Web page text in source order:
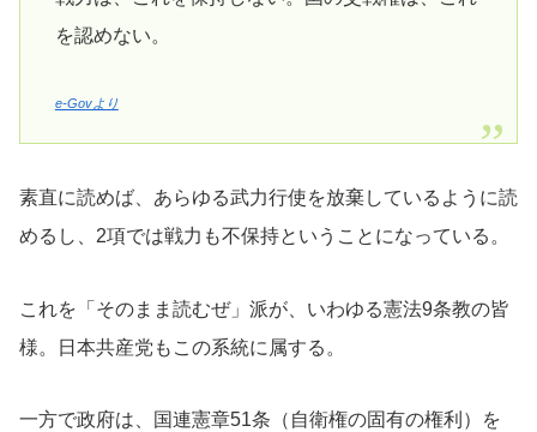
を認めない。
e-Govより
素直に読めば、あらゆる武力行使を放棄しているように読
めるし、2項では戦力も不保持ということになっている。
これを「そのまま読むぜ」派が、いわゆる憲法9条教の皆
様。日本共産党もこの系統に属する。
一方で政府は、国連憲章51条（自衛権の固有の権利）を